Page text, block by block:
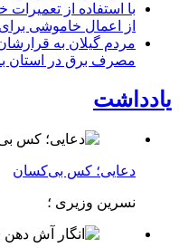
از اعمال خاموشی
مردم گیلان به
مصرف برق در استان با پویش
یادداشت
دعایی؛ کس بی‌کسان
نسرین وزیری ؛